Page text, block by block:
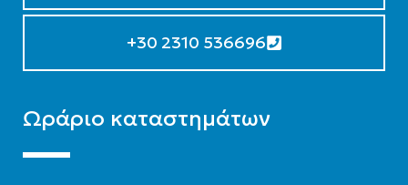
+30 2310 536696
Ωράριο καταστημάτων